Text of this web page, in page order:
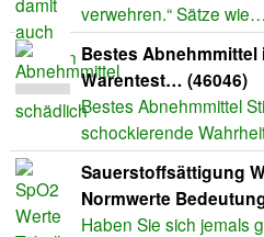
verwehren.“ Sätze wie…
Bestes
Warentest… (46046)
Bestes Abnehmmittel
schockierende
Sauerstoffsättigung
Normwerte
Haben Sie sich jemals